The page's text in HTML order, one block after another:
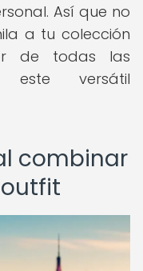
Así que no
a tu colección
de todas las
versátil
combinar